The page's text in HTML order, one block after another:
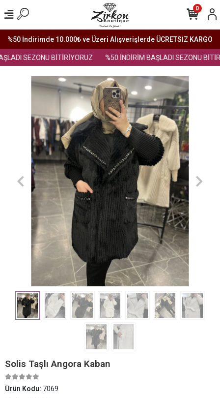
%50 İndirimde 10.000₺ ve Üzeri Alışverişlerde ÜCRETSİZ KARGO
SEZONU BİTİRİYORUZ %50 İNDİRİM BAŞLADI SEZONU
0
Solis Taşlı Angora Kaban
Ürün Kodu: 7069